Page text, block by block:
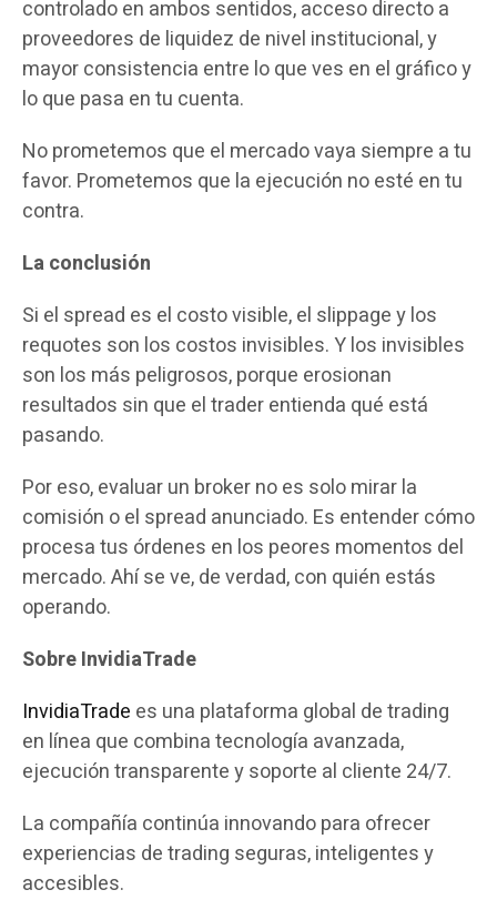
controlado en ambos sentidos, acceso directo a
proveedores de liquidez de nivel institucional, y
mayor consistencia entre lo que ves en el gráfico y
lo que pasa en tu cuenta.
No prometemos que el mercado vaya siempre a tu
favor. Prometemos que la ejecución no esté en tu
contra.
La conclusión
Si el spread es el costo visible, el slippage y los
requotes son los costos invisibles. Y los invisibles
son los más peligrosos, porque erosionan
resultados sin que el trader entienda qué está
pasando.
Por eso, evaluar un broker no es solo mirar la
comisión o el spread anunciado. Es entender cómo
procesa tus órdenes en los peores momentos del
mercado. Ahí se ve, de verdad, con quién estás
operando.
Sobre InvidiaTrade
InvidiaTrade es una plataforma global de trading
en línea que combina tecnología avanzada,
ejecución transparente y soporte al cliente 24/7.
La compañía continúa innovando para ofrecer
experiencias de trading seguras, inteligentes y
accesibles.